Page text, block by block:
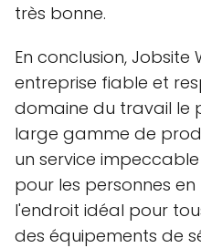
très bonne.
En conclusion, Jobsite
entreprise fiable et
domaine du travail le
large gamme de
un service
pour les personnes
l'endroit idéal pour
des équipements de